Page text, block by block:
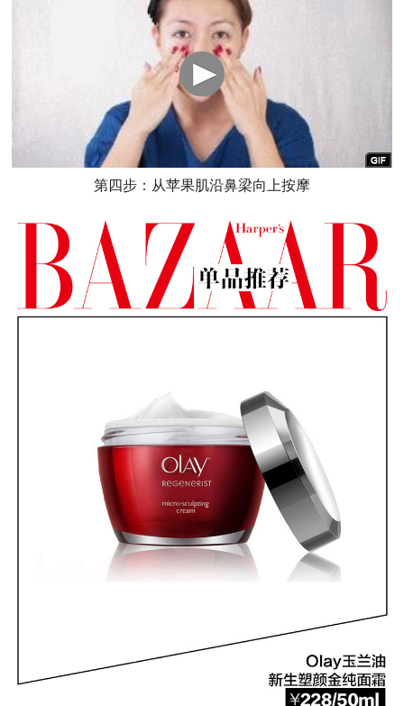
第四步：从苹果肌沿鼻梁向上按摩